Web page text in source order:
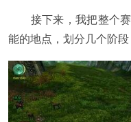
接下来，我把整个赛
能的地点，划分几个阶段